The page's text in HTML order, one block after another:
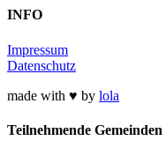
INFO
Impressum
Datenschutz
made with ♥ by lola
Teilnehmende Gemeinden